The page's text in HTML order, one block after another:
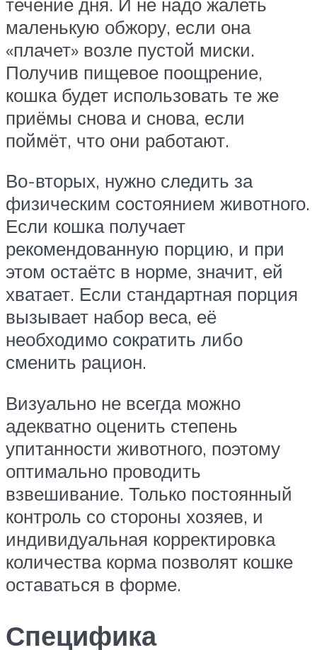
маленькую обжору, если она
«плачет» возле пустой миски.
Получив пищевое поощрение,
кошка будет использовать те же
приёмы снова и снова, если
поймёт, что они работают.
Во-вторых, нужно следить за
физическим состоянием животного.
Если кошка получает
рекомендованную порцию, и при
этом остаётс в норме, значит, ей
хватает. Если стандартная порция
вызывает набор веса, её
необходимо сократить либо
сменить рацион.
Визуально не всегда можно
адекватно оценить степень
упитанности животного, поэтому
оптимально проводить
взвешивание. Только постоянный
контроль со стороны хозяев, и
индивидуальная корректировка
количества корма позволят кошке
оставаться в форме.
Специфика